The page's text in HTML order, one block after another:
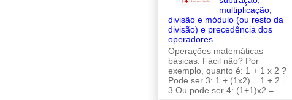
multiplicação,
divisão e módulo (ou resto da
divisão) e precedência dos
operadores
Operações matemáticas
básicas. Fácil não? Por
exemplo, quanto é: 1 + 1 x 2 ?
Pode ser 3: 1 + (1x2) = 1 + 2 =
3 Ou pode ser 4: (1+1)x2 =...